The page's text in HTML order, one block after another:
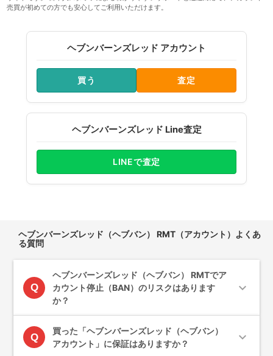
売買が初めての方でも安心してご利用いただけます。
ヘブンバーンズレッド アカウント
買う 査定
ヘブンバーンズレッド Line査定
LINEで査定
ヘブンバーンズレッド（ヘブバン） RMT（アカウント）よくあ
る質問
Q
ヘブンバーンズレッド（ヘブバン） RMTでア
カウント停止（BAN）のリスクはあります
か？
expand_more
Q
買った「ヘブンバーンズレッド（ヘブバン）
アカウント」に保証はありますか？
expand_more